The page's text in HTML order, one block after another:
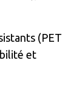
(PET
et